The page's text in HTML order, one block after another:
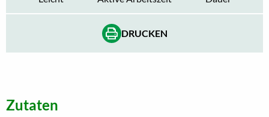
DRUCKEN
Zutaten